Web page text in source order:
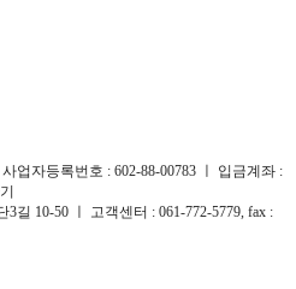
업자등록번호 : 602-88-00783 ㅣ 입금계좌 :
길 10-50 ㅣ 고객센터 : 061-772-5779, fax :